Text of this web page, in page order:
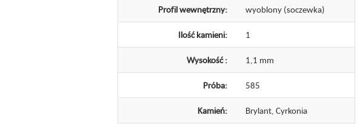
Profil wewnętrzny: wyoblony (soczewka)
Ilość kamieni: 1
Wysokość : 1,1 mm
Próba: 585
Kamień: Brylant, Cyrkonia